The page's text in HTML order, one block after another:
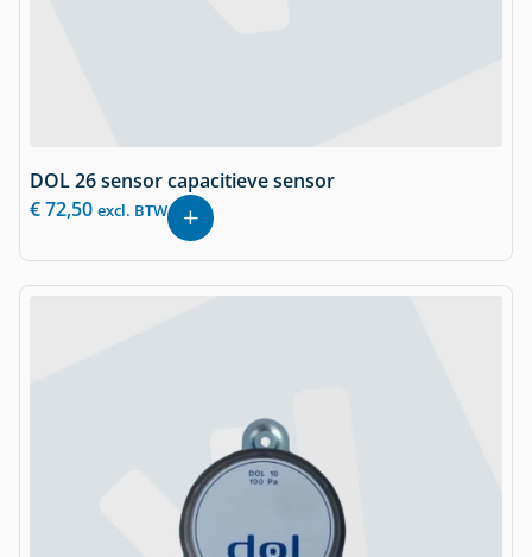
DOL 26 sensor capacitieve sensor
€72,50 excl. BTW